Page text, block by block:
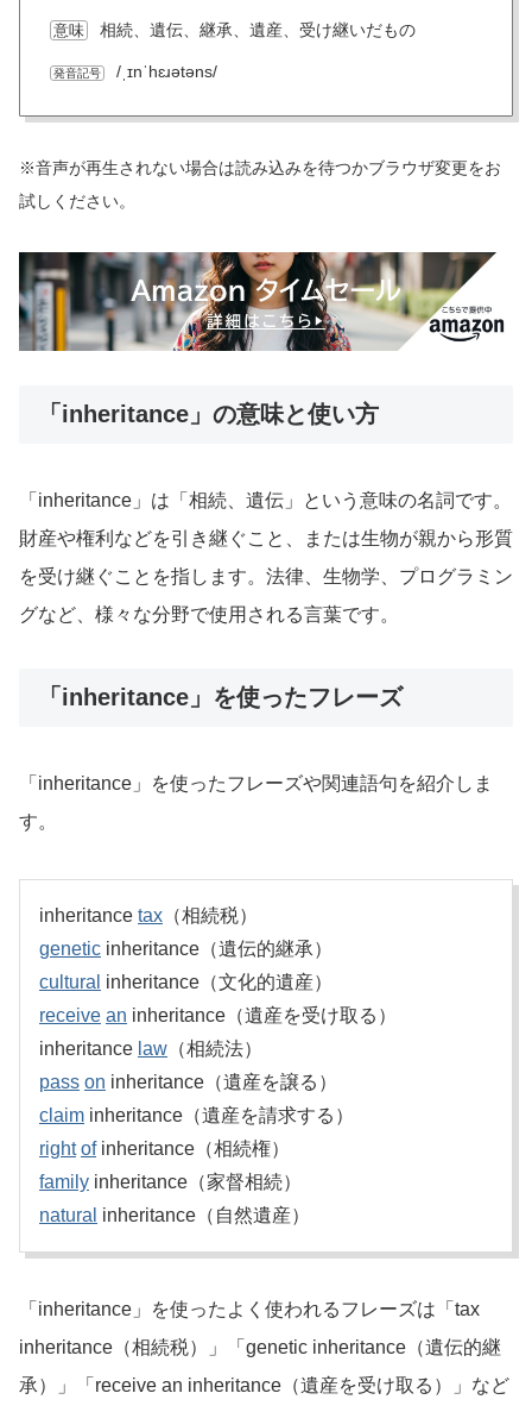
意味 相続、遺伝、継承、遺産、受け継いだもの
発音記号 /ˌɪnˈhɛɹətəns/
※音声が再生されない場合は読み込みを待つかブラウザ変更をお
試しください。
「inheritance」の意味と使い方
「inheritance」は「相続、遺伝」という意味の名詞です。
財産や権利などを引き継ぐこと、または生物が親から形質
を受け継ぐことを指します。法律、生物学、プログラミン
グなど、様々な分野で使用される言葉です。
「inheritance」を使ったフレーズ
「inheritance」を使ったフレーズや関連語句を紹介しま
す。
inheritance tax （相続税）
genetic inheritance（遺伝的継承）
cultural inheritance（文化的遺産）
receive an inheritance（遺産を受け取る）
inheritance law （相続法）
pass on inheritance（遺産を譲る）
claim inheritance（遺産を請求する）
right ofinheritance（相続権）
family inheritance（家督相続）
natural inheritance（自然遺産）
「inheritance」を使ったよく使われるフレーズは「tax
inheritance（相続税）」「genetic inheritance（遺伝的継
承）」「receive an inheritance（遺産を受け取る）」など